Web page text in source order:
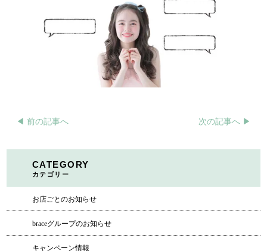
◀︎ 前の記事へ 次の記事へ ▶︎
CATEGORY
カテゴリー
お店ごとのお知らせ
braceグループのお知らせ
キャンペーン情報